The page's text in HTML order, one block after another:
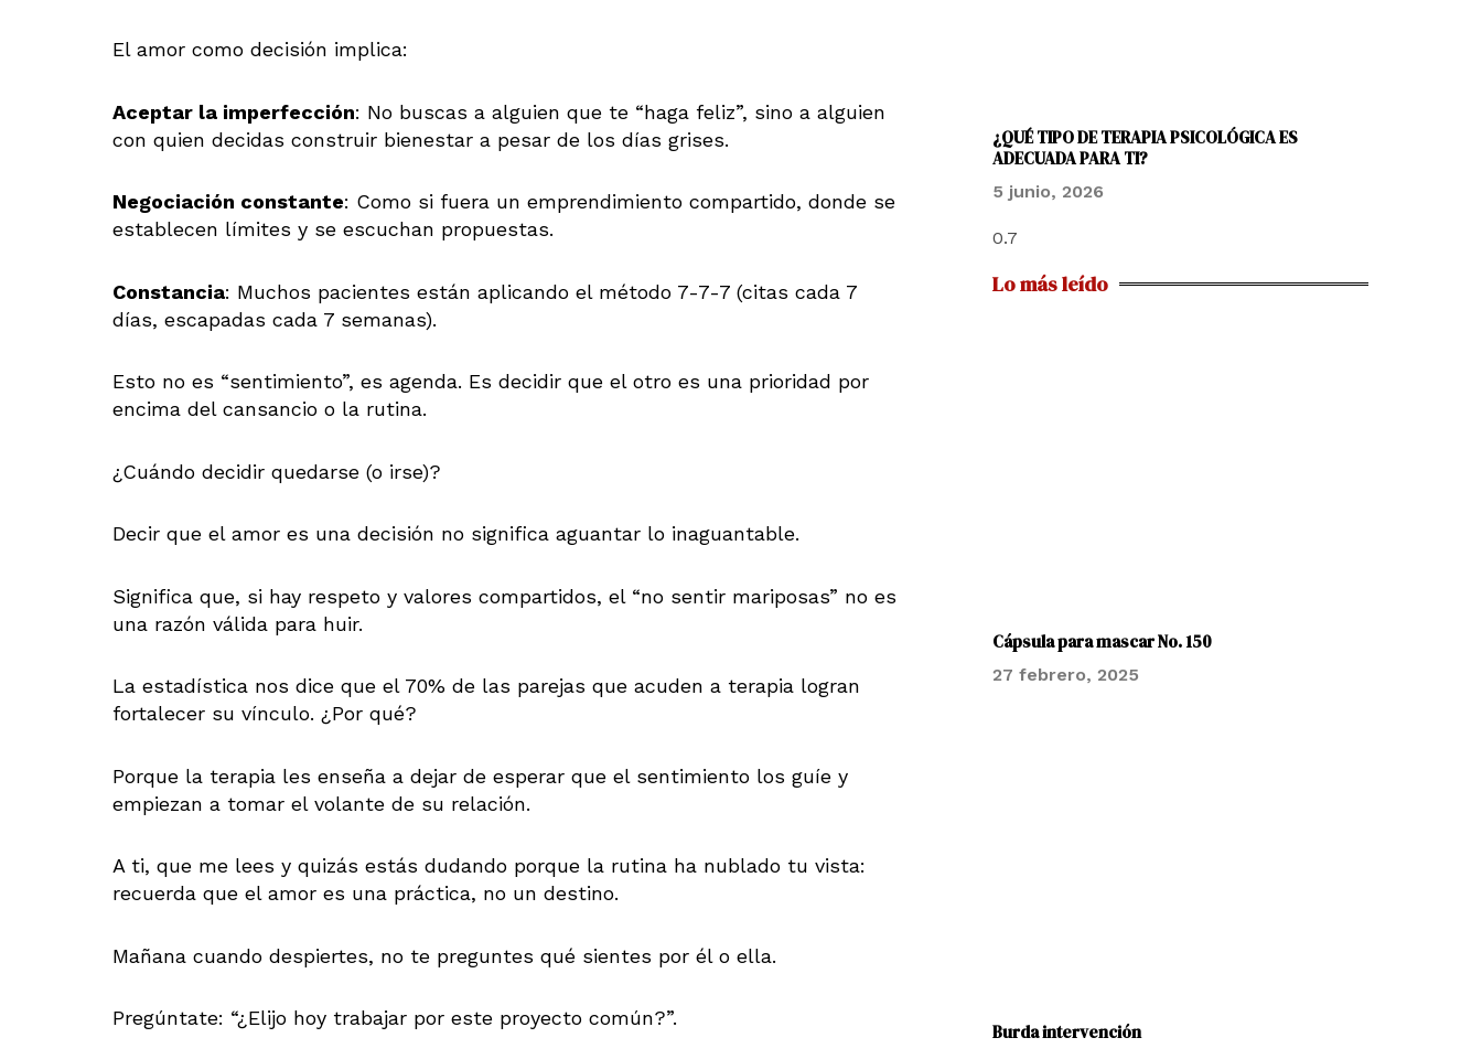
El amor como decisión implica:
Aceptar la imperfección: No buscas a alguien que te “haga feliz”, sino a alguien
con quien decidas construir bienestar a pesar de los días grises.
Negociación constante: Como si fuera un emprendimiento compartido, donde se
establecen límites y se escuchan propuestas.
Constancia: Muchos pacientes están aplicando el método 7-7-7 (citas cada 7
días, escapadas cada 7 semanas).
Esto no es “sentimiento”, es agenda. Es decidir que el otro es una prioridad por
encima del cansancio o la rutina.
¿Cuándo decidir quedarse (o irse)?
Decir que el amor es una decisión no significa aguantar lo inaguantable.
Significa que, si hay respeto y valores compartidos, el “no sentir mariposas” no es
una razón válida para huir.
La estadística nos dice que el 70% de las parejas que acuden a terapia logran
fortalecer su vínculo. ¿Por qué?
Porque la terapia les enseña a dejar de esperar que el sentimiento los guíe y
empiezan a tomar el volante de su relación.
A ti, que me lees y quizás estás dudando porque la rutina ha nublado tu vista:
recuerda que el amor es una práctica, no un destino.
Mañana cuando despiertes, no te preguntes qué sientes por él o ella.
Pregúntate: “¿Elijo hoy trabajar por este proyecto común?”.
¿QUÉ TIPO DE TERAPIA PSICOLÓGICA ES
ADECUADA PARA TI?
5 junio, 2026
Lo más leído
Cápsula para mascar No. 150
27 febrero, 2025
Burda intervención